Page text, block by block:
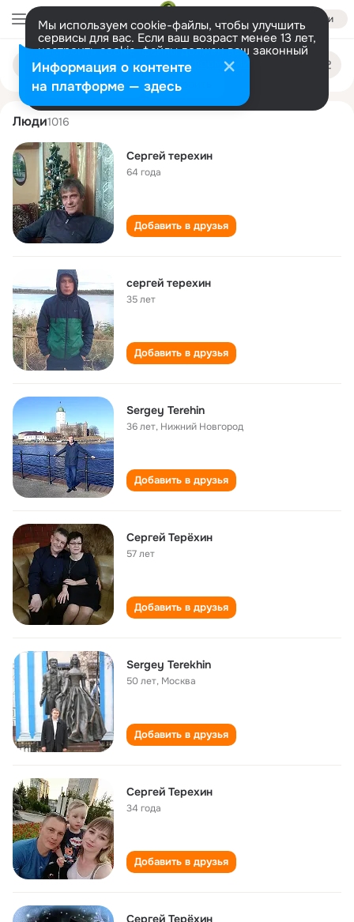
Войти
Мы используем cookie-файлы, чтобы улучшить
сервисы для вас. Если ваш возраст менее 13 лет,
настроить cookie-файлы должен ваш законный
представитель. Больше информации
Разрешить все Настроить
Поиск
людям
sergey terekhin
Люди1016
Сергей терехин
64 года
Добавить в друзья
сергей терехин
35 лет
Добавить в друзья
Sergey Terehin
36 лет, Нижний Новгород
Добавить в друзья
Сергей Терёхин
57 лет
Добавить в друзья
Sergey Terekhin
50 лет, Москва
Добавить в друзья
Сергей Терехин
34 года
Добавить в друзья
Сергей Терёхин
Информация о контенте
на платформе — здесь